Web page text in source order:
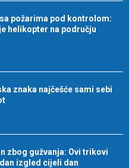
požarima pod kontrolom:
helikopter na području
znaka najčešće sami sebi
zbog gužvanja: Ovi trikovi
izgled cijeli dan